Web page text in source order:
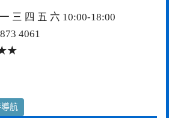
三 四 五 六 10:00-18:00
4061
導航